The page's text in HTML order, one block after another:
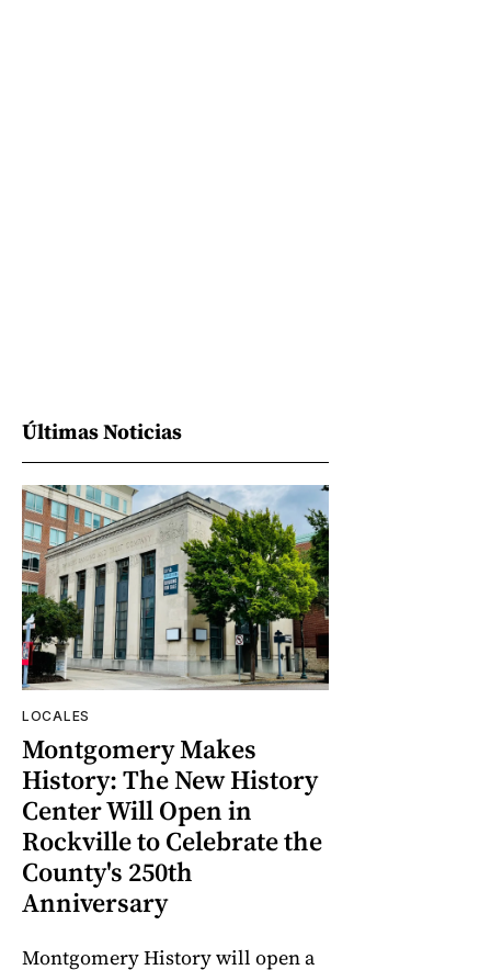
Últimas Noticias
LOCALES
Montgomery Makes
History: The New History
Center Will Open in
Rockville to Celebrate the
County's 250th
Anniversary
Montgomery History will open a